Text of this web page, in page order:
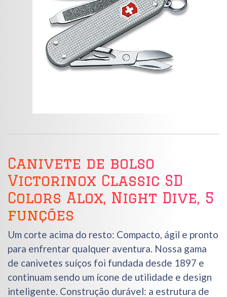
Canivete de bolso
Victorinox Classic SD
Colors Alox, Night Dive, 5
funções
Um corte acima do resto: Compacto, ágil e pronto
para enfrentar qualquer aventura. Nossa gama
de canivetes suíços foi fundada desde 1897 e
continuam sendo um ícone de utilidade e design
inteligente. Construção durável: a estrutura de